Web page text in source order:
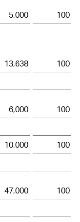
5,000
100
13,638
100
6,000
100
10,000
100
47,000
100